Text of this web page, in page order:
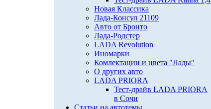
Новая Классика
Лада-Консул 21109
Авто от Бронто
Лада-Родстер
LADA Revolution
Иномарки
Комлектации и цвета "Лады"
О других авто
LADA PRIORA
Тест-драйв LADA PRIORA
в Сочи
Статьи на автотемы